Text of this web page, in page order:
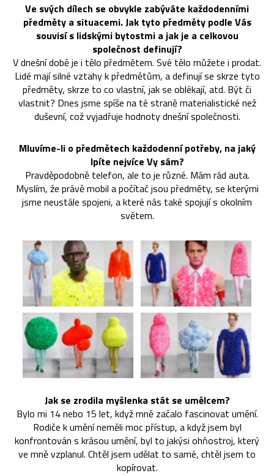
Ve svých dílech se obvykle zabýváte každodenními
předměty a situacemi. Jak tyto předměty podle Vás
souvisí s lidskými bytostmi a jak je a celkovou
společnost definují?
V dnešní době je i tělo předmětem. Své tělo můžete i prodat.
Lidé mají silné vztahy k předmětům, a definují se skrze tyto
předměty, skrze to co vlastní, jak se oblékají, atd. Být či
vlastnit? Dnes jsme spíše na té straně materialistické než
duševní, což vyjadřuje hodnoty dnešní společnosti.
Mluvíme-li o předmětech každodenní potřeby, na jaký
lpíte nejvíce Vy sám?
Pravděpodobně telefon, ale to je různé. Mám rád auta.
Myslím, že právě mobil a počítač jsou předměty, se kterými
jsme neustále spojeni, a které nás také spojují s okolním
světem.
Jak se zrodila myšlenka stát se umělcem?
Bylo mi 14 nebo 15 let, když mně začalo fascinovat umění.
Rodiče k umění neměli moc přístup, a když jsem byl
konfrontován s krásou umění, byl to jakýsi ohňostroj, který
ve mně vzplanul. Chtěl jsem udělat to samé, chtěl jsem to
kopírovat.